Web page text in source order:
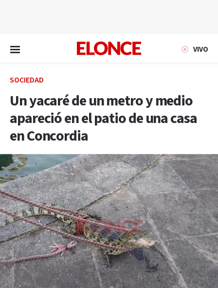
VIVO
SOCIEDAD
Un yacaré de un metro y medio
apareció en el patio de una casa
en Concordia